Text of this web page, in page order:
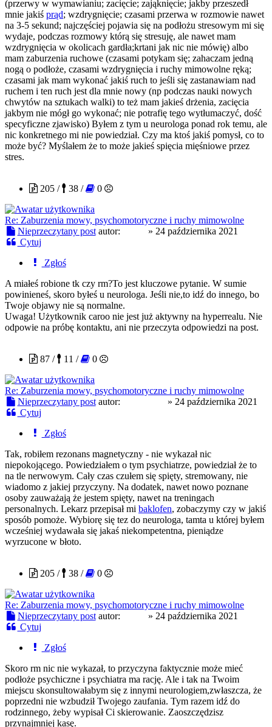
(przerwy w wymawianiu; zacięcie; zająknięcie; jakby przeszedł
mnie jakiś prąd; wzdrygnięcie; czasami przerwa w rozmowie nawet
na 3-5 sekund; najczęściej pojawia się na podłożu stresowym mi się
wydaje, podczas rozmowy którą się stresuję, ale nawet mam
wzdrygnięcia w okolicach gardła;krtani jak nic nie mówię) albo
mam zaburzenia ruchowe (czasami potykam się; zahaczam jedną
nogą o podłoże, czasami wzdrygnięcia i ruchy mimowolne ręką;
czasami jak mam wykonać jakiś ruch to jeśli się zastanawiam nad
ruchem i ten ruch jest dla mnie nowy (np podczas nauki nowych
chwytów na sztukach walki) to też mam jakieś drżenia, zacięcia
jakbym nie mógł go wykonać; nie potrafię tego wytłumaczyć, dość
specyficzne zjawisko) Byłem z tym u neurologa ponad rok temu, ale
nic konkretnego mi nie powiedział. Czy ma ktoś jakiś pomysł, co to
może być? Myślałem że to może jakieś spięcia mięśniowe przez
stres.
205 /
38 / 0
Re: Zaburzenia mowy, psychomotoryczne i ruchy mimowolne
Nieprzeczytany post autor: » 24 października 2021
Cytuj
Zgłoś
A miałeś robione tk czy rm?To jest kluczowe pytanie. W sumie
powinieneś, skoro byłeś u neurologa. Jeśli nie,to idź do innego, bo
Twoje objawy nie są normalne.
Uwaga! Użytkownik caroo nie jest już aktywny na hyperrealu. Nie
odpowie na próbę kontaktu, ani nie przeczyta odpowiedzi na post.
87 /
11 / 0
Re: Zaburzenia mowy, psychomotoryczne i ruchy mimowolne
Nieprzeczytany post autor: » 24 października 2021
Cytuj
Zgłoś
Tak, robiłem rezonans magnetyczny - nie wykazał nic
niepokojącego. Powiedziałem o tym psychiatrze, powiedział że to
na tle nerwowym. Cały czas czułem się spięty, stremowany, nie
wiadomo z jakiej przyczyny. Na dodatek, nawet nowo poznane
osoby zauważają że jestem spięty, nawet na treningach
personalnych. Lekarz przepisał mi baklofen, zobaczymy czy w jakiś
sposób pomoże. Wybiorę się tez do neurologa, tamta u której byłem
wcześniej wydawała się jakaś niekompetentna, pieniądze
wyrzucone w błoto.
205 /
38 / 0
Re: Zaburzenia mowy, psychomotoryczne i ruchy mimowolne
Nieprzeczytany post autor: » 24 października 2021
Cytuj
Zgłoś
Skoro rm nic nie wykazał, to przyczyna faktycznie może mieć
podłoże psychiczne i psychiatra ma rację. Ale i tak na Twoim
miejscu skonsultowałabym się z innymi neurologiem,zwłaszcza, że
poprzedni nie wzbudził Twojego zaufania. Tym razem idź do
rodzinnego, żeby wypisał Ci skierowanie. Zaoszczędzisz
przynajmniej kasę.